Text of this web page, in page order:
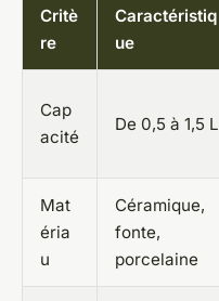
Critè
re
Caractéristiq
ue
Cap
acité
De 0,5 à 1,5 L
Mat
éria
u
Céramique,
fonte,
porcelaine